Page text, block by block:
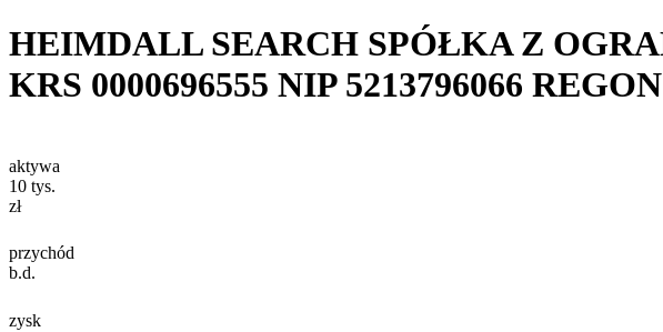
HEIMDALL SEARCH SPÓŁKA Z
KRS 0000696555 NIP 5213796066 REGON
aktywa
10 tys.
zł
przychód
b.d.
zysk